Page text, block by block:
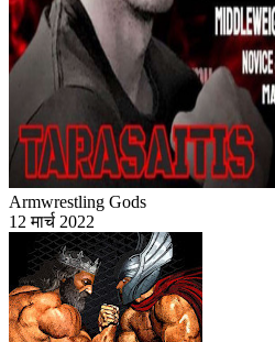
Armwrestling Gods
12 मार्च 2022